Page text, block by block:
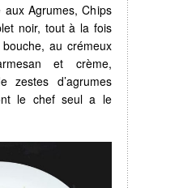
aux Agrumes, Chips
noir, tout à la fois
au crémeux
et crème,
zestes d’agrumes
le chef seul a le